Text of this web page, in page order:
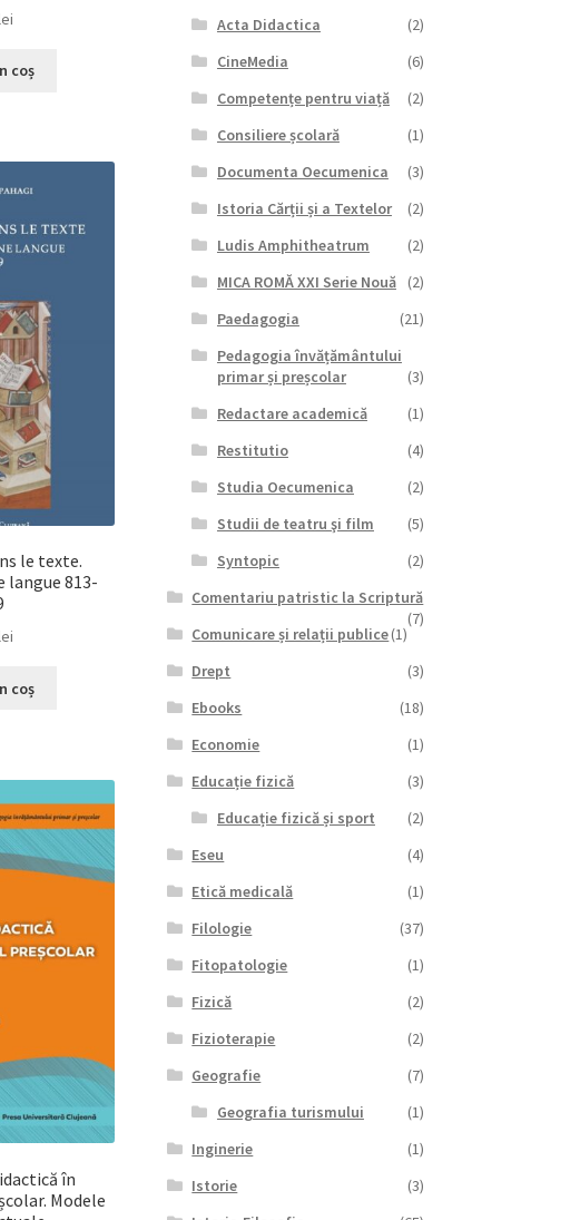
coș
le texte.
langue 813-
coș
în
Modele
Acta Didactica
(2)
CineMedia
(6)
Competențe pentru viață
(2)
Consiliere școlară
(1)
Documenta Oecumenica
(3)
Istoria Cărții și a Textelor
(2)
Ludis Amphitheatrum
(2)
MICA ROMĂ XXI Serie Nouă
(2)
Paedagogia
(21)
Pedagogia învățământului
primar și preșcolar
(3)
Redactare academică
(1)
Restitutio
(4)
Studia Oecumenica
(2)
Studii de teatru şi film
(5)
Syntopic
(2)
Comentariu patristic la Scriptură
(7)
Comunicare și relații publice(1)
Drept
(3)
Ebooks
(18)
Economie
(1)
Educație fizică
(3)
Educație fizică și sport
(2)
Eseu
(4)
Etică medicală
(1)
Filologie
(37)
Fitopatologie
(1)
Fizică
(2)
Fizioterapie
(2)
Geografie
(7)
Geografia turismului
(1)
Inginerie
(1)
Istorie
(3)